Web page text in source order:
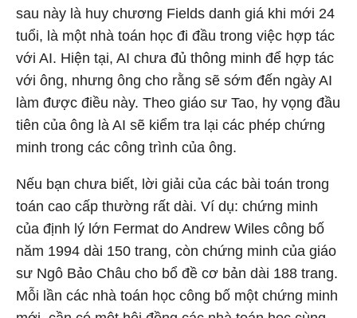
sau này là huy chương Fields danh giá khi mới 24
tuổi, là một nhà toán học đi đầu trong việc hợp tác
với AI. Hiện tại, AI chưa đủ thông minh để hợp tác
với ông, nhưng ông cho rằng sẽ sớm đến ngày AI
làm được điều này. Theo giáo sư Tao, hy vọng đầu
tiên của ông là AI sẽ kiểm tra lại các phép chứng
minh trong các công trình của ông.
Nếu bạn chưa biết, lời giải của các bài toán trong
toán cao cấp thường rất dài. Ví dụ: chứng minh
của định lý lớn Fermat do Andrew Wiles công bố
năm 1994 dài 150 trang, còn chứng minh của giáo
sư Ngô Bảo Châu cho bổ đề cơ bản dài 188 trang.
Mỗi lần các nhà toán học công bố một chứng minh